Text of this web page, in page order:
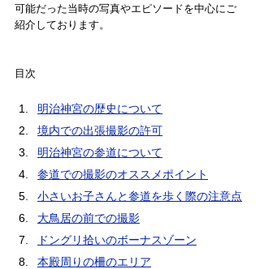
可能だった当時の写真やエピソードを中心にご
紹介しております。
目次
明治神宮の歴史について
境内での出張撮影の許可
明治神宮の参道について
参道での撮影のオススメポイント
小さいお子さんと参道を歩く際の注意点
大鳥居の前での撮影
ドングリ拾いのボーナスゾーン
本殿周りの柵のエリア